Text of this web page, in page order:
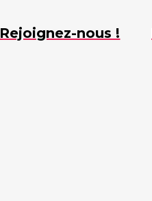
Rejoignez-nous !